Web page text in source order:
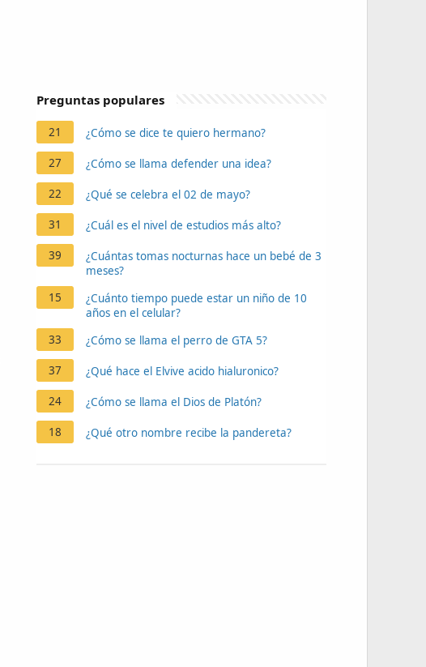
Preguntas populares
21 ¿Cómo se dice te quiero hermano?
27 ¿Cómo se llama defender una idea?
22 ¿Qué se celebra el 02 de mayo?
31 ¿Cuál es el nivel de estudios más alto?
39
¿Cuántas tomas nocturnas hace un bebé de 3
meses?
15
¿Cuánto tiempo puede estar un niño de 10
años en el celular?
33
¿Cómo se llama el perro de GTA 5?
37 ¿Qué hace el Elvive acido hialuronico?
24 ¿Cómo se llama el Dios de Platón?
18 ¿Qué otro nombre recibe la pandereta?